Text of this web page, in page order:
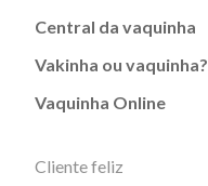
Central da vaquinha
Vakinha ou vaquinha?
Vaquinha Online
Cliente feliz